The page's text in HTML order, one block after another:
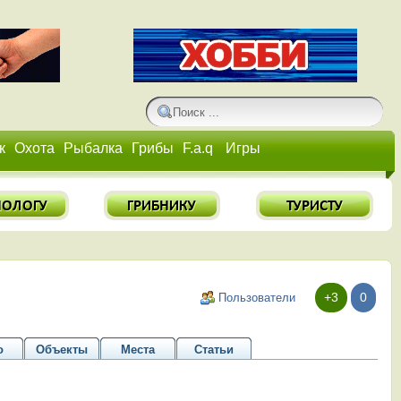
Охота Рыбалка Грибы F.a.q Игры
+3 0
Пользователи
Объекты Места Статьи